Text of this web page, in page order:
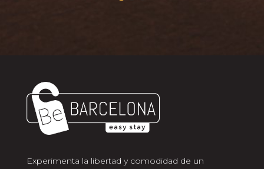
Experimenta la libertad y comodidad de un